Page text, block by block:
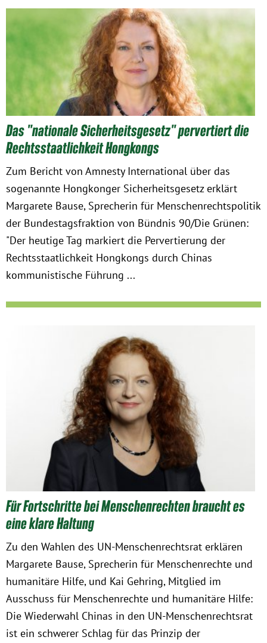
Zur Person
Kontakt
Termine
Twitter
YouTube
Facebook
Instagram
Das "nationale Sicherheitsgesetz" pervertiert die
Rechtsstaatlichkeit Hongkongs
Zum Bericht von Amnesty International über das
sogenannte Hongkonger Sicherheitsgesetz erklärt
Margarete Bause, Sprecherin für Menschenrechtspolitik
der Bundestagsfraktion von Bündnis 90/Die Grünen:
"Der heutige Tag markiert die Pervertierung der
Rechtsstaatlichkeit Hongkongs durch Chinas
kommunistische Führung ...
Für Fortschritte bei Menschenrechten braucht es
eine klare Haltung
Zu den Wahlen des UN-Menschenrechtsrat erklären
Margarete Bause, Sprecherin für Menschenrechte und
humanitäre Hilfe, und Kai Gehring, Mitglied im
Ausschuss für Menschenrechte und humanitäre Hilfe:
Die Wiederwahl Chinas in den UN-Menschenrechtsrat
ist ein schwerer Schlag für das Prinzip der